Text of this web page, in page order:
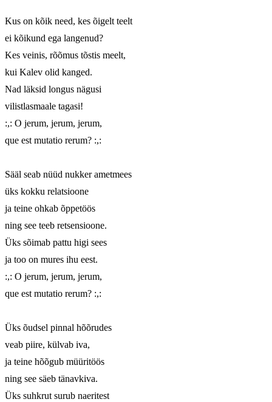
Kus on kõik need, kes õigelt teelt
ei kõikund ega langenud?
Kes veinis, rõõmus tõstis meelt,
kui Kalev olid kanged.
Nad läksid longus nägusi
vilistlasmaale tagasi!
:,: O jerum, jerum, jerum,
que est mutatio rerum? :,:
Sääl seab nüüd nukker ametmees
üks kokku relatsioone
ja teine ohkab õppetöös
ning see teeb retsensioone.
Üks sõimab pattu higi sees
ja too on mures ihu eest.
:,: O jerum, jerum, jerum,
que est mutatio rerum? :,:
Üks õudsel pinnal hõõrudes
veab piire, külvab iva,
ja teine hõõgub müüritöös
ning see säeb tänavkiva.
Üks suhkrut surub naeritest